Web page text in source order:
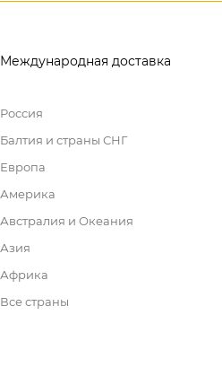
Международная доставка
Россия
Балтия и страны СНГ
Европа
Америка
Австралия и Океания
Азия
Африка
Все страны